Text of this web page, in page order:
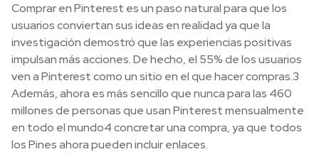
Comprar en Pinterest es un paso natural para que los
usuarios conviertan sus ideas en realidad ya que la
investigación demostró que las experiencias positivas
impulsan más acciones. De hecho, el 55% de los usuarios
ven a Pinterest como un sitio en el que hacer compras.3
Además, ahora es más sencillo que nunca para las 460
millones de personas que usan Pinterest mensualmente
en todo el mundo4 concretar una compra, ya que todos
los Pines ahora pueden incluir enlaces.